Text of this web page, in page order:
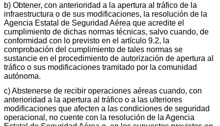
b) Obtener, con anterioridad a la apertura al tráfico de la
infraestructura o de sus modificaciones, la resolución de la
Agencia Estatal de Seguridad Aérea que acredite el
cumplimiento de dichas normas técnicas, salvo cuando, de
conformidad con lo previsto en el artículo 9.2, la
comprobación del cumplimiento de tales normas se
sustancie en el procedimiento de autorización de apertura al
tráfico o sus modificaciones tramitado por la comunidad
autónoma.
c) Abstenerse de recibir operaciones aéreas cuando, con
anterioridad a la apertura al tráfico o a las ulteriores
modificaciones que afecten a las condiciones de seguridad
operacional, no cuente con la resolución de la Agencia